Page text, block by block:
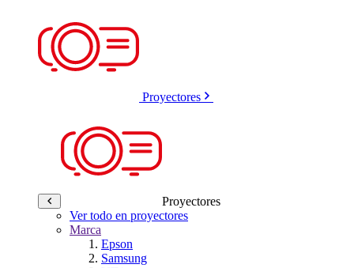
Proyectores
Proyectores
Ver todo en proyectores
Marca
Epson
Samsung